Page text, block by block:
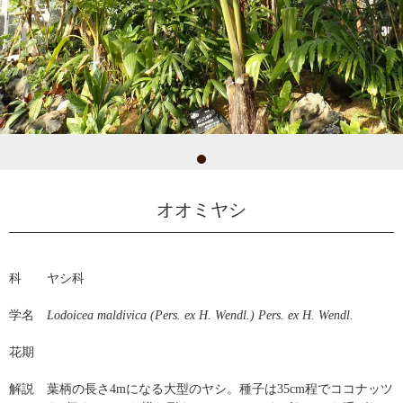
オオミヤシ
科 ヤシ科
学名 Lodoicea maldivica (Pers. ex H. Wendl.) Pers. ex H. Wendl.
花期
解説
葉柄の長さ4mになる大型のヤシ。種子は35cm程でココナッツ